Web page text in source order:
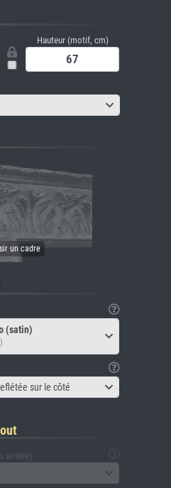
Hauteur (motif, cm)
(satin)
sur le côté
arrière)